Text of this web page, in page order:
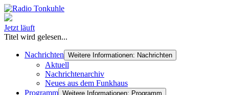
Jetzt läuft
Titel wird gelesen...
Nachrichten Weitere Informationen: Nachrichten
Aktuell
Nachrichtenarchiv
Neues aus dem Funkhaus
Programm Weitere Informationen: Programm